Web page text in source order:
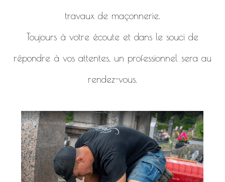
travaux de maçonnerie.
Toujours à votre écoute et dans le souci de
répondre à vos attentes, un professionnel sera au
rendez-vous.